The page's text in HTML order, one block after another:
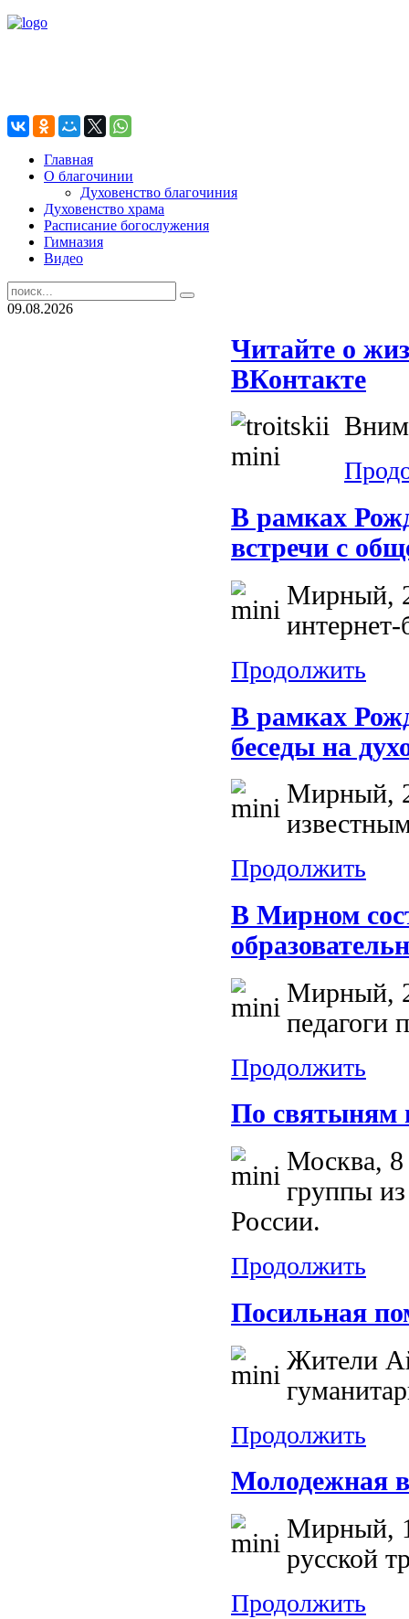
Главная
О благочинии
Духовенство благочиния
Духовенство храма
Расписание богослужения
Гимназия
Видео
09.08.2026
Читайте о
ВКонтакте
В рамках
встречи с
Мирный,
Продолжить
В рамках
беседы на
Мирный,
Продолжить
В Мирном
Мирный,
педагоги
Продолжить
По святыням
Москва, 8
группы
России.
Продолжить
Посильная
Жители
Продолжить
Молодежная
Мирный,
русской
Продолжить